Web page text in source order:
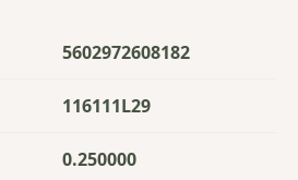
5602972608182
116111L29
0.250000